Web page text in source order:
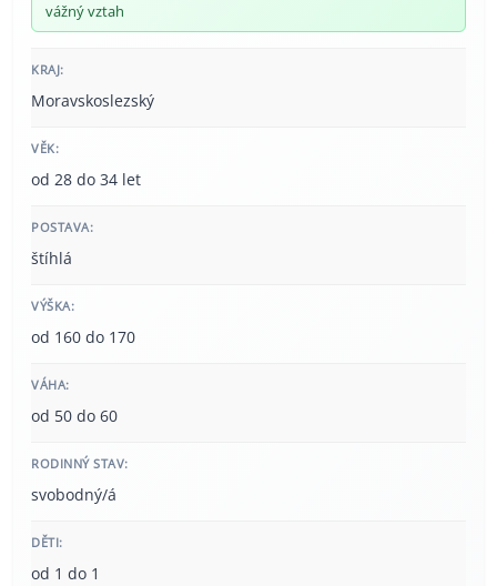
vážný vztah
KRAJ:
Moravskoslezský
VĚK:
od 28 do 34 let
POSTAVA:
štíhlá
VÝŠKA:
od 160 do 170
VÁHA:
od 50 do 60
RODINNÝ STAV:
svobodný/á
DĚTI:
od 1 do 1